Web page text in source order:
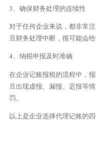
3、确保财务处理的连续性
对于任何企业来说，都非常
旦财务处理中断，很可能会
4、纳税申报及时准确
在企业记账报税的流程中，
旦出现虚报、漏报、迟报等
罚。
以上是企业选择代理记账的